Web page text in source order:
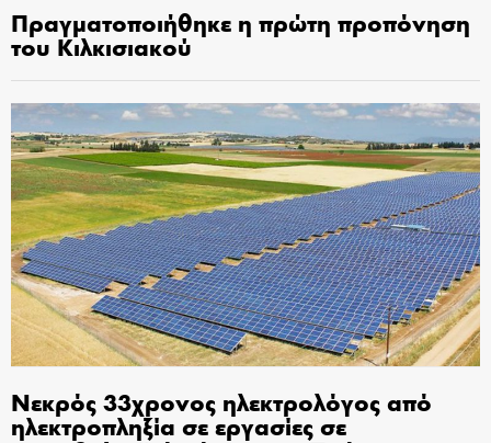
Πραγματοποιήθηκε η πρώτη προπόνηση
του Κιλκισιακού
Νεκρός 33χρονος ηλεκτρολόγος από
ηλεκτροπληξία σε εργασίες σε